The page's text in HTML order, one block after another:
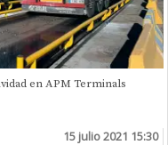
en APM Terminals
15 julio 2021 15:30